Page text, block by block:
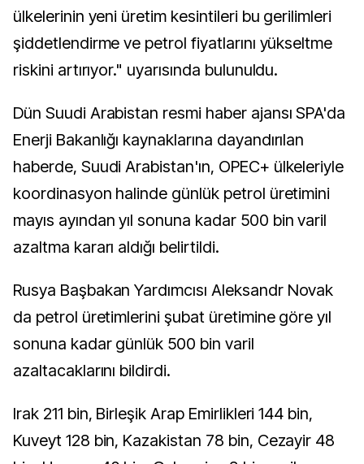
ülkelerinin yeni üretim kesintileri bu gerilimleri
şiddetlendirme ve petrol fiyatlarını yükseltme
riskini artırıyor." uyarısında bulunuldu.
Dün Suudi Arabistan resmi haber ajansı SPA'da
Enerji Bakanlığı kaynaklarına dayandırılan
haberde, Suudi Arabistan'ın, OPEC+ ülkeleriyle
koordinasyon halinde günlük petrol üretimini
mayıs ayından yıl sonuna kadar 500 bin varil
azaltma kararı aldığı belirtildi.
Rusya Başbakan Yardımcısı Aleksandr Novak
da petrol üretimlerini şubat üretimine göre yıl
sonuna kadar günlük 500 bin varil
azaltacaklarını bildirdi.
Irak 211 bin, Birleşik Arap Emirlikleri 144 bin,
Kuveyt 128 bin, Kazakistan 78 bin, Cezayir 48